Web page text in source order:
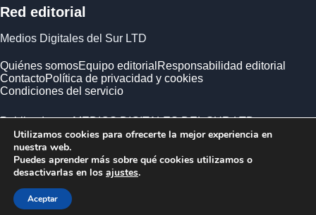
Red editorial
Medios Digitales del Sur LTD
Quiénes somosEquipo editorial Responsabilidad editorial
ContactoPolítica de privacidad y cookies
Condiciones del servicio
Publicado por MEDIOS DIGITALES DEL SUR LTD ·
Empresa registrada en Inglaterra y Gales.
Utilizamos cookies para ofrecerte la mejor experiencia en
nuestra web.
Puedes aprender más sobre qué cookies utilizamos o
desactivarlas en los ajustes.
Aceptar